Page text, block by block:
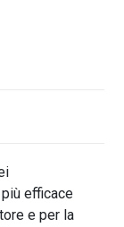
efficace
e per la